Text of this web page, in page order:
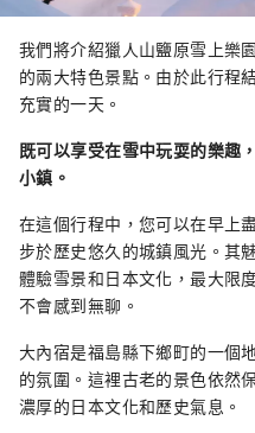
我們將介紹獵人山鹽原雪上樂
的兩大特色景點。由於此行程
充實的一天。
既可以享受在雪中玩耍的樂趣
小鎮。
在這個行程中，您可以在早上
步於歷史悠久的城鎮風光。其
體驗雪景和日本文化，最大限
不會感到無聊。
大內宿是福島縣下鄉町的一個
的氛圍。這裡古老的景色依然
濃厚的日本文化和歷史氣息。